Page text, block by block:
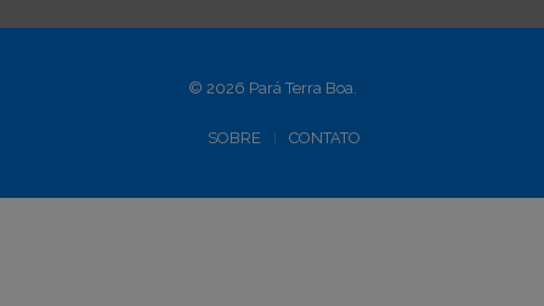
© 2026 Pará Terra Boa.
SOBRE CONTATO